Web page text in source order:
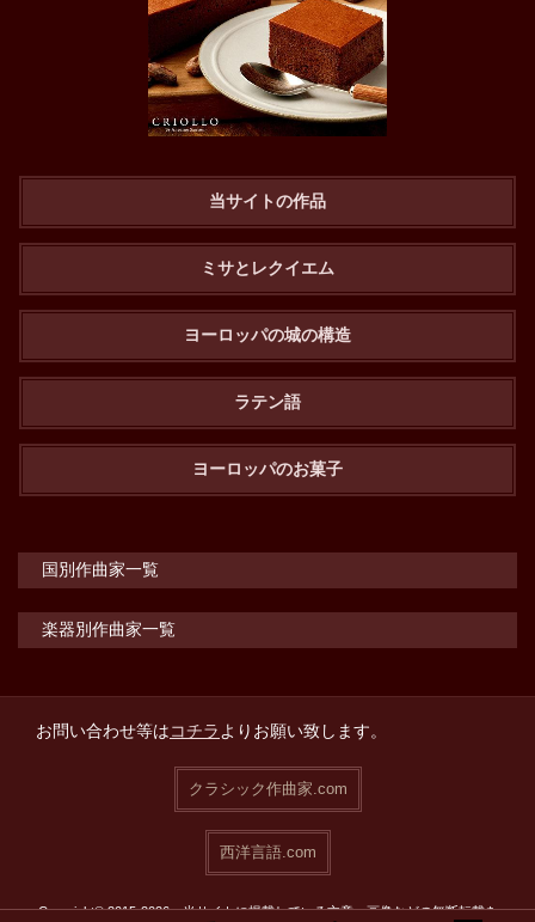
当サイトの作品
ミサとレクイエム
ヨーロッパの城の構造
ラテン語
ヨーロッパのお菓子
国別作曲家一覧
楽器別作曲家一覧
お問い合わせ等はコチラよりお願い致します。
クラシック作曲家.com
西洋言語.com
Copyright© 2015-2026 当サイトに掲載している文章・画像などの無断転載を